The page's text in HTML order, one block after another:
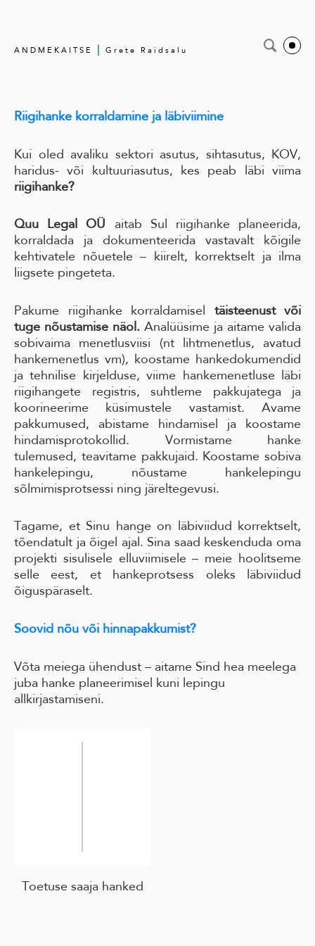
ANDMEKAITSE | Grete Raidsalu
Riigihanke korraldamine ja läbiviimine
Kui oled avaliku sektori asutus, sihtasutus, KOV,
haridus- või kultuuriasutus, kes peab läbi viima
riigihanke?
Quu Legal OÜ aitab Sul riigihanke planeerida,
korraldada ja dokumenteerida vastavalt kõigile
kehtivatele nõuetele – kiirelt, korrektselt ja ilma
liigsete pingeteta.
Pakume riigihanke korraldamisel täisteenust või
tuge nõustamise näol. Analüüsime ja aitame valida
sobivaima menetlusviisi (nt lihtmenetlus, avatud
hankemenetlus vm), koostame hankedokumendid
ja tehnilise kirjelduse, viime hankemenetluse läbi
riigihangete registris, suhtleme pakkujatega ja
koorineerime küsimustele vastamist. Avame
pakkumused, abistame hindamisel ja koostame
hindamisprotokollid. Vormistame hanke
tulemused, teavitame pakkujaid. Koostame sobiva
hankelepingu, nõustame hankelepingu
sõlmimisprotsessi ning järeltegevusi.
Tagame, et Sinu hange on läbiviidud korrektselt,
tõendatult ja õigel ajal. Sina saad keskenduda oma
projekti sisulisele elluviimisele – meie hoolitseme
selle eest, et hankeprotsess oleks läbiviidud
õiguspäraselt.
Soovid nõu või hinnapakkumist?
Võta meiega ühendust – aitame Sind hea meelega
juba hanke planeerimisel kuni lepingu
allkirjastamiseni.
Toetuse saaja hanked